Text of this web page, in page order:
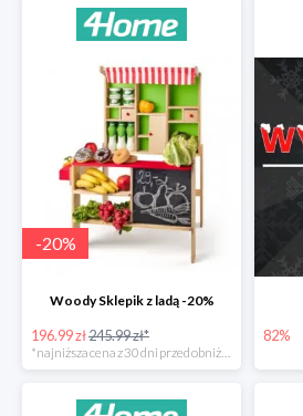
-20%
Woody Sklepik z ladą -20%
196.99 zł245.99 zł*
*najniższa cena z 30 dni przed obniżką
82%